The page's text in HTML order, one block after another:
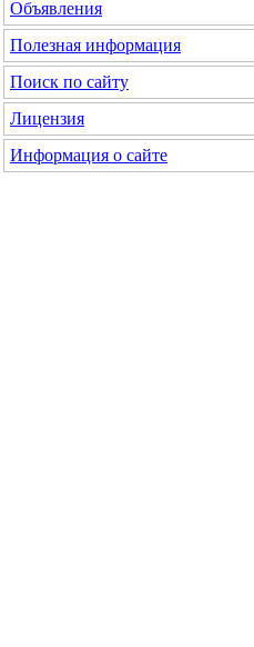
Объявления
Полезная информация
Поиск по сайту
Лицензия
Информация о сайте